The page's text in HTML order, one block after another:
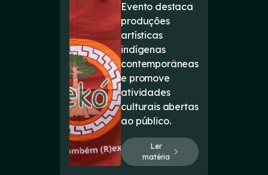
Evento destaca
produções
artísticas
indígenas
contemporâneas
e promove
atividades
culturais abertas
ao público.
Ler
matéria